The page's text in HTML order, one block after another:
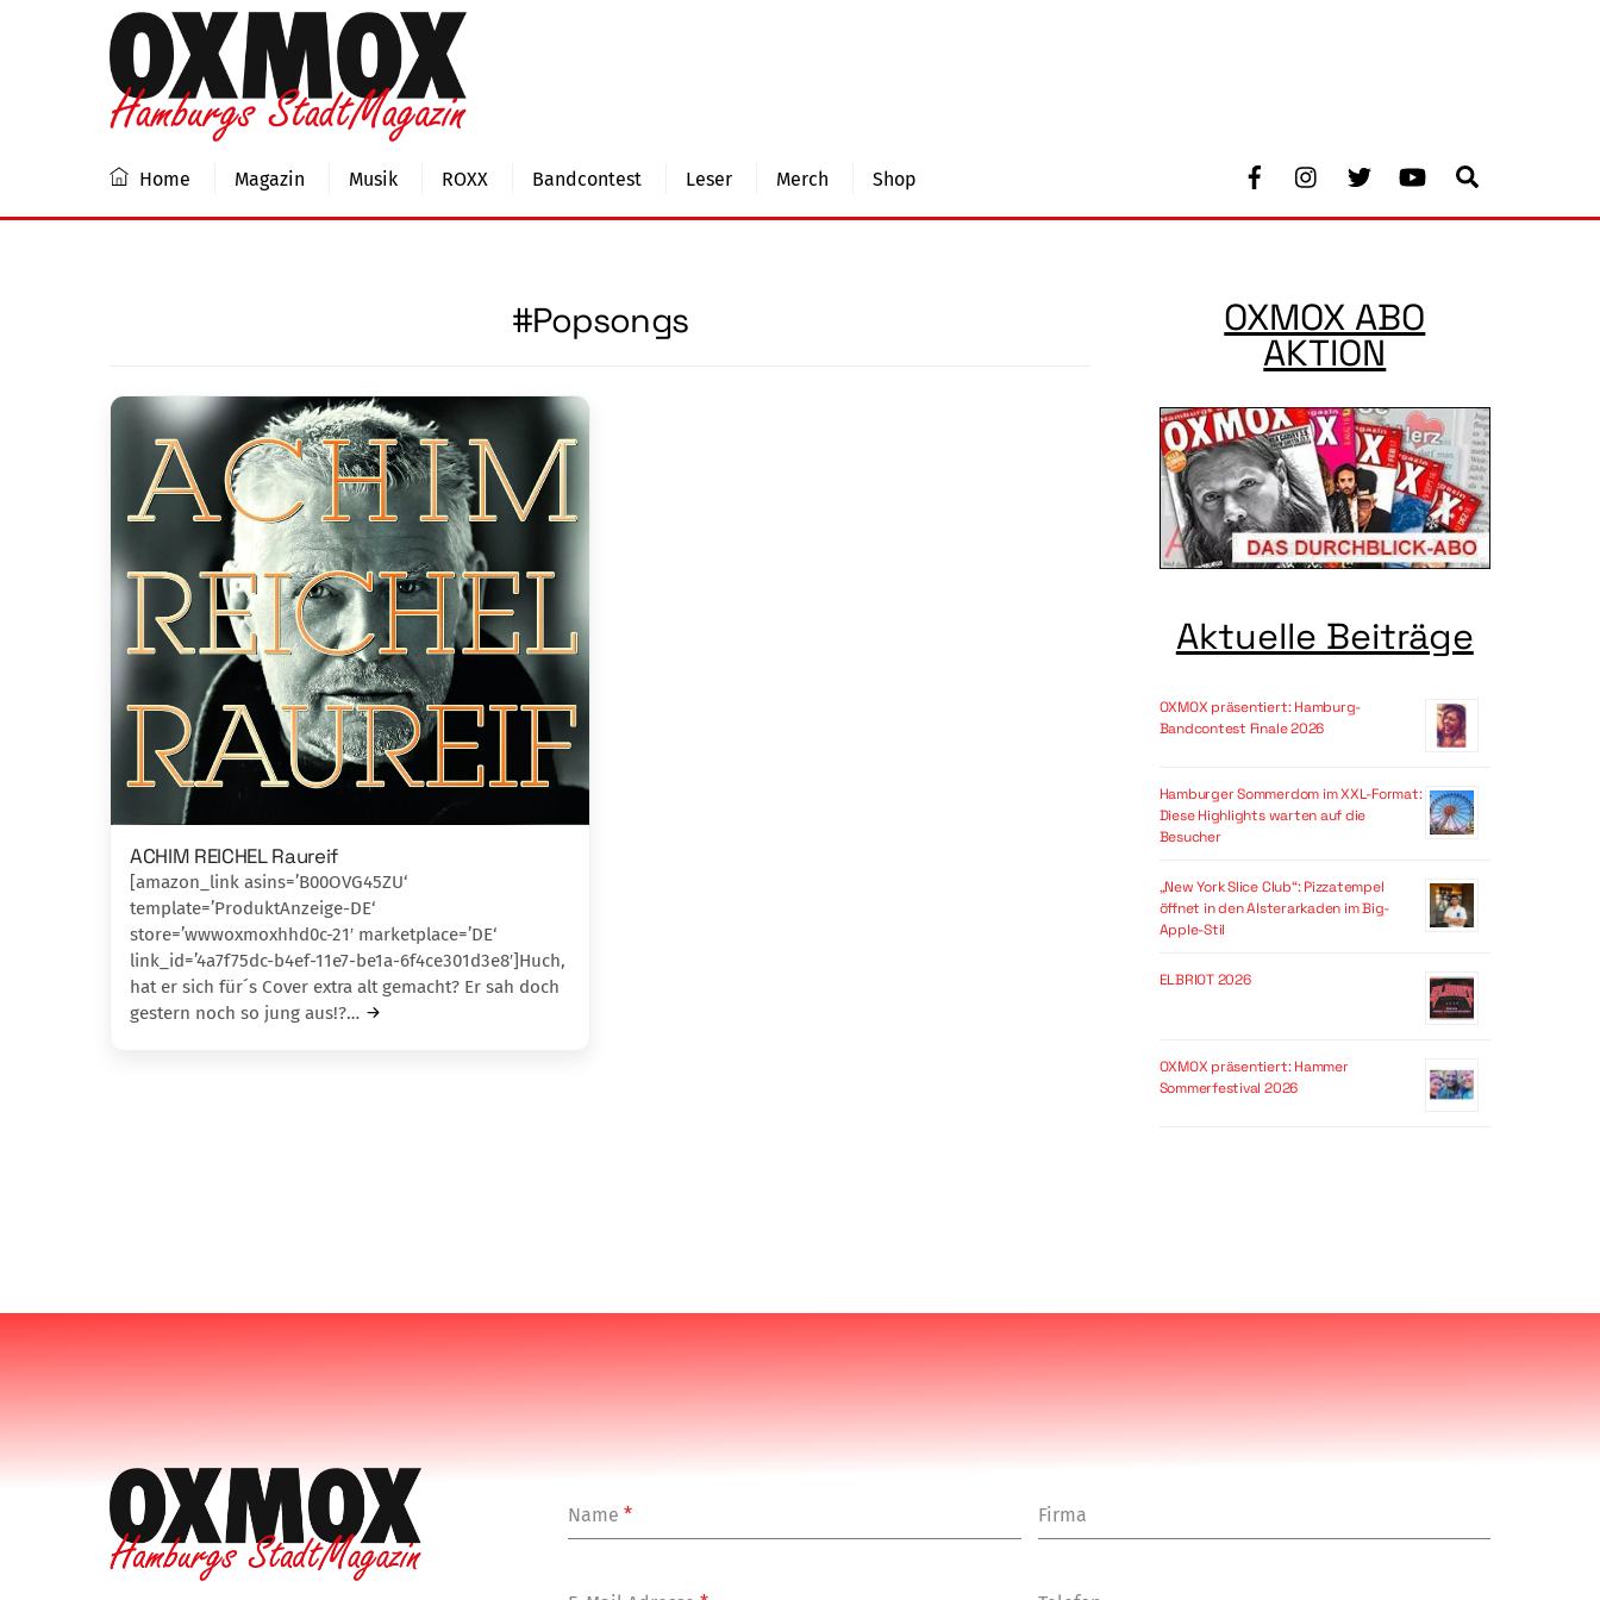
Facebook Youtube
Home Magazin Musik ROXX Bandcontest Leser Merch Shop
#Popsongs
ACHIM REICHEL Raureif
[amazon_link asins=’B00OVG45ZU‘
template=’ProduktAnzeige-DE‘
store=’wwwoxmoxhhd0c-21′ marketplace=’DE‘
link_id=’4a7f75dc-b4ef-11e7-be1a-6f4ce301d3e8′]Huch,
hat er sich für´s Cover extra alt gema­cht? Er sah doch
gestern noch so jung aus!?…
OXMOX ABO
AKTION
Aktuelle Beiträge
OXMOX präsentiert: Hamburg-
Bandcontest Finale 2026
Hamburger Sommerdom im XXL-Format:
Diese Highlights warten auf die
Besucher
„New York Slice Club“: Pizzatempel
öffnet in den Alsterarkaden im Big-
Apple-Stil
ELBRIOT 2026
OXMOX präsentiert: Hammer
Sommerfestival 2026
Name* Firma